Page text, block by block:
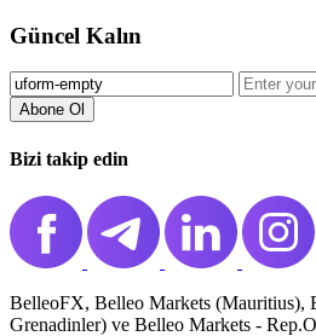
Güncel Kalın
Abone Ol️
Bizi takip edin
BelleoFX, Belleo Markets (Mauritius),
Grenadinler) ve Belleo Markets -